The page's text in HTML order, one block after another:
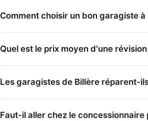
Comment choisir un bon garagiste à
Quel est le prix moyen d'une
Les garagistes de Billère réparent-
Faut-il aller chez le